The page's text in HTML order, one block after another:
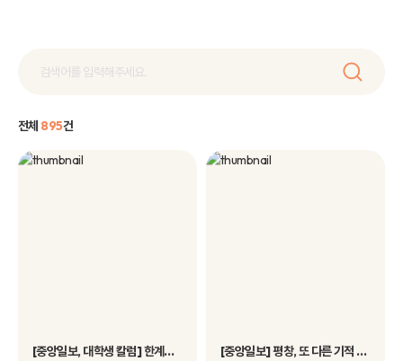
전체 895건
[중앙일보, 대학생 칼럼] 한계의 끝에 기적이 있다
[중앙일보] 평창, 또 다른 기적 … 불가능을 연주한 발달장애 60명